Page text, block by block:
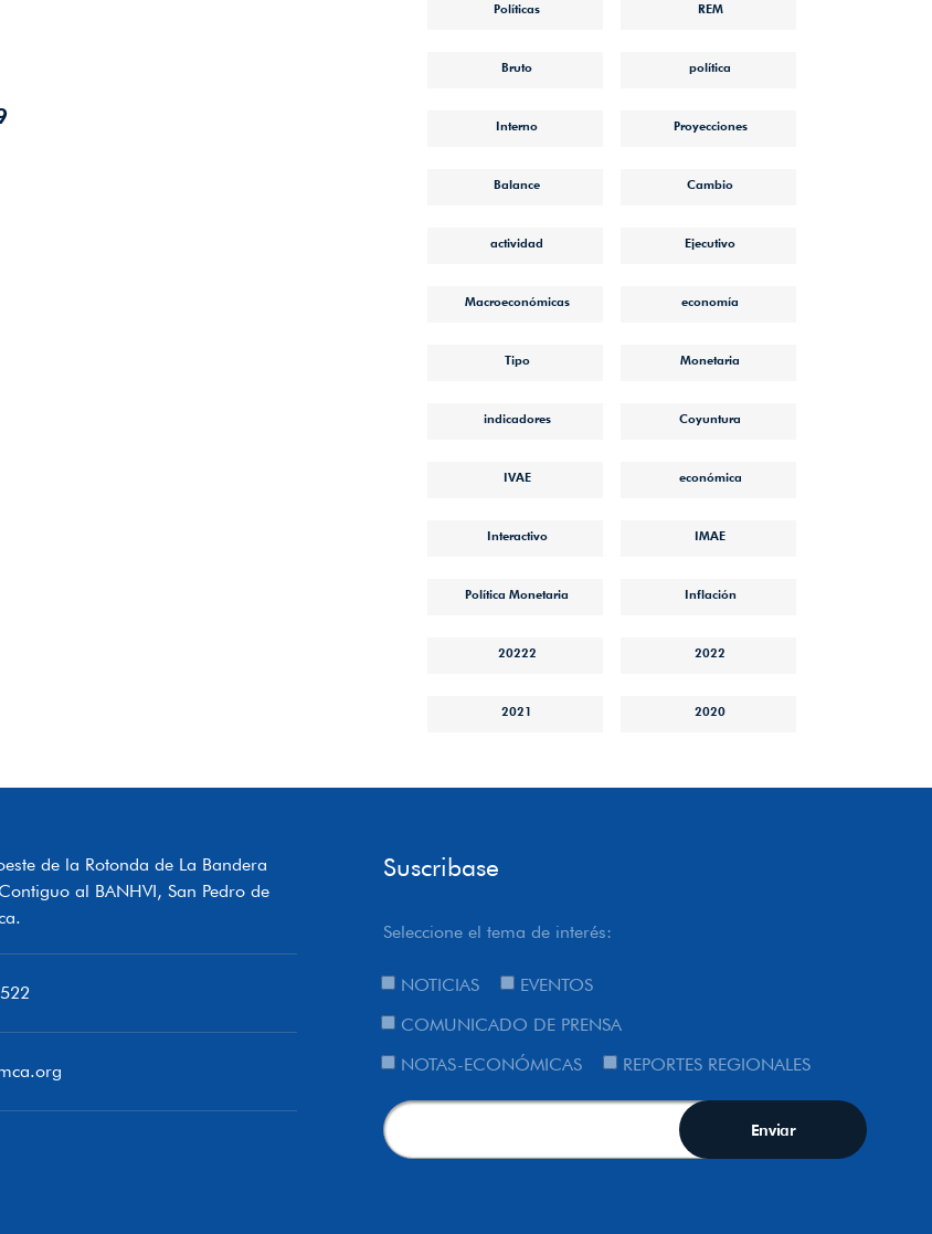
Políticas REM
Bruto política
Interno Proyecciones
Balance Cambio
actividad Ejecutivo
Macroeconómicas economía
Tipo Monetaria
indicadores Coyuntura
IVAE económica
Interactivo IMAE
Política Monetaria Inflación
20222 2022
2021 2020
de la Rotonda de La Bandera
al BANHVI, San Pedro de
Suscribase
Seleccione el tema de interés:
NOTICIAS
EVENTOS
COMUNICADO DE PRENSA
NOTAS-ECONÓMICAS
REPORTES REGIONALES